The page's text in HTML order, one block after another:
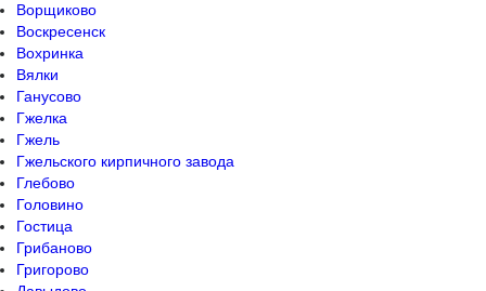
Ворщиково
Воскресенск
Вохринка
Вялки
Ганусово
Гжелка
Гжель
Гжельского кирпичного завода
Глебово
Головино
Гостица
Грибаново
Григорово